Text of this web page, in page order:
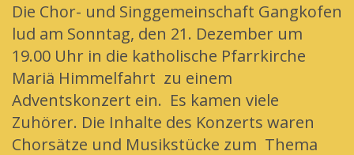
t
Die Chor- und Singgemeinschaft Gangkofen
lud am Sonntag, den 21. Dezember um
19.00 Uhr in die katholische Pfarrkirche
Mariä Himmelfahrt zu einem
Adventskonzert ein. Es kamen viele
Zuhörer. Die Inhalte des Konzerts waren
Chorsätze und Musikstücke zum Thema